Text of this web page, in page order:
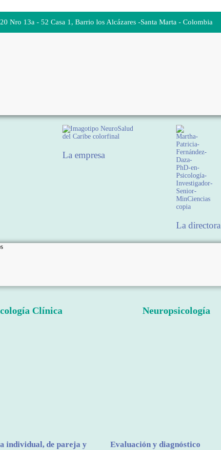
Nro 13a - 52 Casa 1, Barrio los Alcázares -Santa Marta - Colombia
La empresa
La directora
Clínica
individual, de pareja y
Neuropsicología
Evaluación y diagnóstico